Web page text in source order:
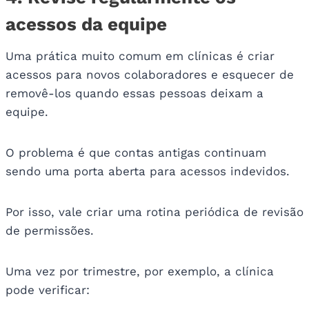
acessos da equipe
Uma prática muito comum em clínicas é criar
acessos para novos colaboradores e esquecer de
removê-los quando essas pessoas deixam a
equipe.
O problema é que contas antigas continuam
sendo uma porta aberta para acessos indevidos.
Por isso, vale criar uma rotina periódica de revisão
de permissões.
Uma vez por trimestre, por exemplo, a clínica
pode verificar: